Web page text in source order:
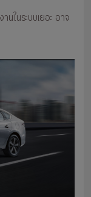
นในระบบเยอะ อาจ